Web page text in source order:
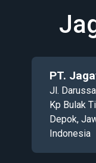
PT.
Jl.
Kp Bulak
Depok,
Indonesia